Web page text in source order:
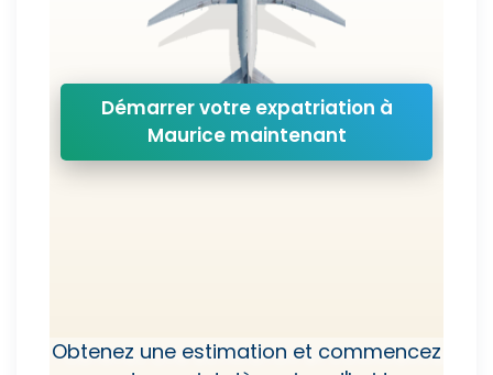
Démarrer votre expatriation à
Maurice maintenant
Obtenez une estimation et commencez